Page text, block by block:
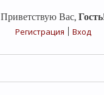
Приветствую Вас, Гость
Регистрация
Вход